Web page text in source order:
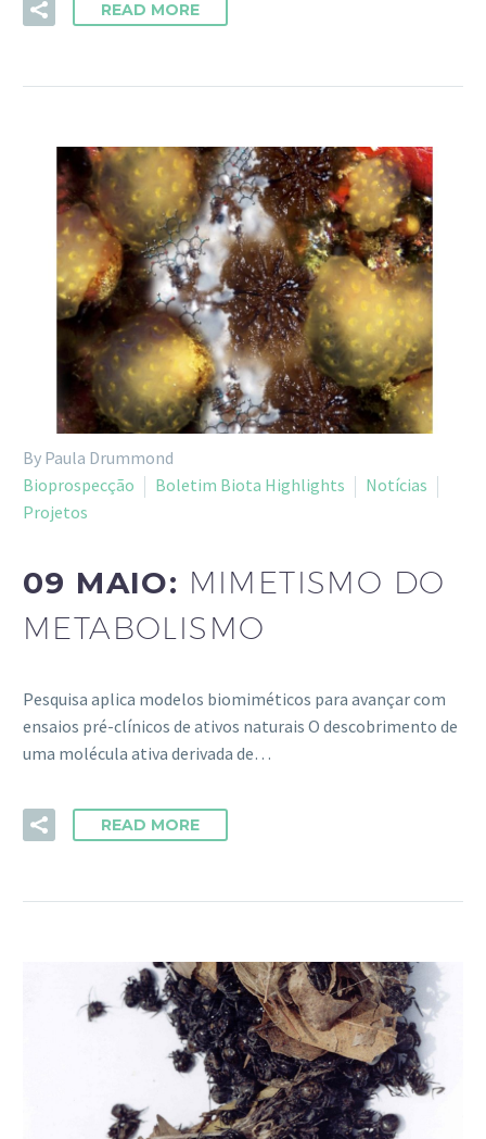
READ MORE
By Paula Drummond
Bioprospecção
Boletim Biota Highlights
Notícias
Projetos
09 MAIO: MIMETISMO DO
METABOLISMO
Pesquisa aplica modelos biomiméticos para avançar com
ensaios pré-clínicos de ativos naturais O descobrimento de
uma molécula ativa derivada de…
READ MORE